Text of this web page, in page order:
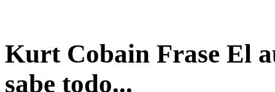
Kurt Cobain Frase El
sabe todo...